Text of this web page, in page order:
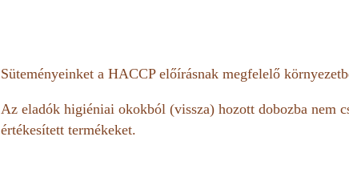
Süteményeinket a HACCP előírásnak megfelelő
Az eladók higiéniai okokból (vissza) hozott dobozba nem
értékesített termékeket.